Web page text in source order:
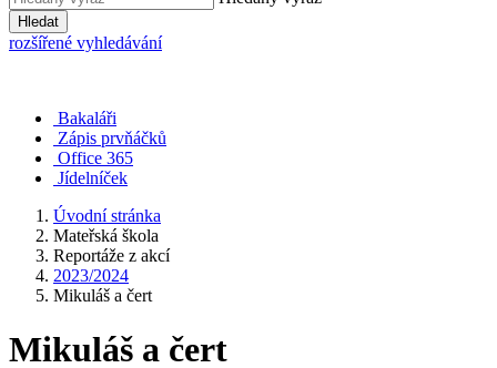
Hledat
rozšířené vyhledávání
Bakaláři
Zápis prvňáčků
Office 365
Jídelníček
Úvodní stránka
Mateřská škola
Reportáže z akcí
2023/2024
Mikuláš a čert
Mikuláš a čert